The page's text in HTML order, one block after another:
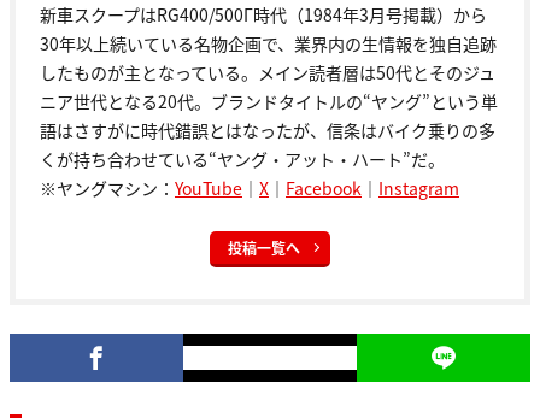
新車スクープはRG400/500Γ時代（1984年3月号掲載）から
30年以上続いている名物企画で、業界内の生情報を独自追跡
したものが主となっている。メイン読者層は50代とそのジュ
ニア世代となる20代。ブランドタイトルの“ヤング”という単
語はさすがに時代錯誤とはなったが、信条はバイク乗りの多
くが持ち合わせている“ヤング・アット・ハート”だ。
※ヤングマシン： YouTube ｜ X ｜ Facebook ｜ Instagram
投稿一覧へ